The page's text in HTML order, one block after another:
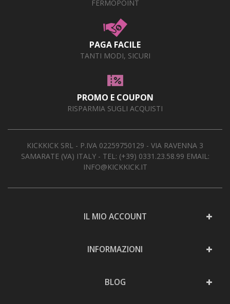
FERMOPOINT
PAGA FACILE
TANTI MODI, SICURI
PROMO E COUPON
RISPARMIA SUGLI ACQUISTI
KICKKICK SRL - P.IVA 02259750129 - VIA RAVENNA 3
SAMARATE (VA) ITALY - TEL: (+39) 0331.23.58.99 EMAIL:
INFO@KICKKICK.IT
IL MIO ACCOUNT
INFORMAZIONI
BLOG